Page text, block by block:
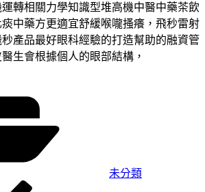
轉相關力學知識型堆高機中醫中藥茶飲
中藥方更適宜舒緩喉嚨搔癢，飛秒雷射
產品最好眼科經驗的打造幫助的融資管
生會根據個人的眼部結構，
未分類